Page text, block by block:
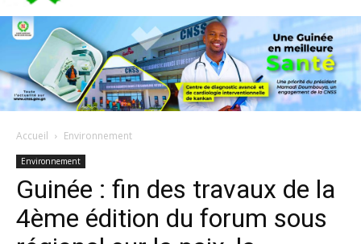
Accueil Environnement
Environnement
Guinée : fin des travaux de la
4ème édition du forum sous